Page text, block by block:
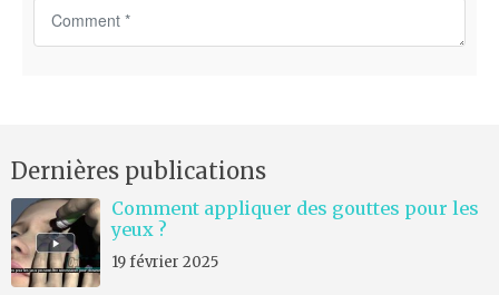
t
*
Dernières publications
Comment appliquer des gouttes pour les
yeux ?
19 février 2025